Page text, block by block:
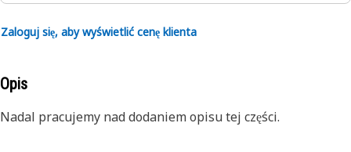
Zaloguj się, aby wyświetlić cenę klienta
Opis
Nadal pracujemy nad dodaniem opisu tej części.